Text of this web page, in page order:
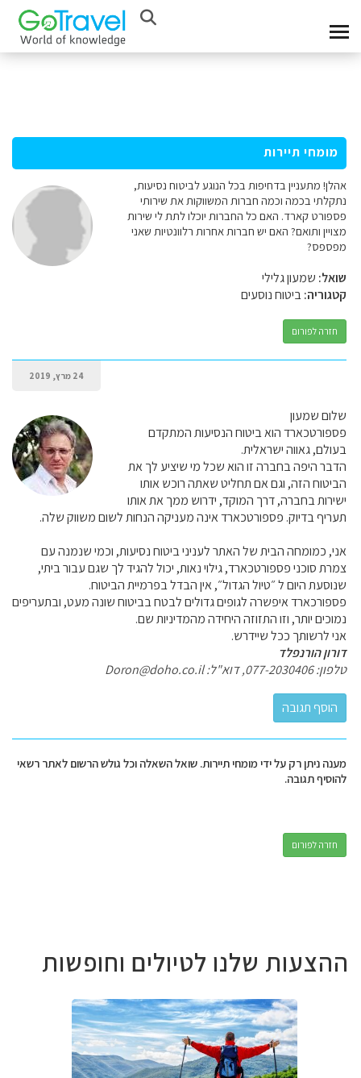
מומחי תיירות
אהלן! מתעניין בדחיפות בכל הנוגע לביטוח נסיעות,
נתקלתי בכמה וכמה חברות המשווקות את שירותי
פספורט קארד. האם כל החברות יוכלו לתת לי שירות
מצויין ותואם? האם יש חברות אחרות רלוונטיות שאני
מפספס?
שואל: שמעון גלילי
קטגוריה:ביטוח נוסעים
חזרה לפורום
24 מרץ, 2019
שלום שמעון
פספורטכארד הוא ביטוח הנסיעות המתקדם
בעולם, גאווה ישראלית.
הדבר היפה בחברה זו הוא שכל מי שיציע לך את
הביטוח הזה, וגם אם תחליט שאתה רוכש אותו
ישירות בחברה, דרך המוקד, ידרוש ממך את אותו
תעריף בדיוק. פספורטכארד אינה מעניקה הנחות לשום משווק שלה.
אני, כמומחה הבית של האתר לעניני ביטוח נסיעות, וכמי שנמנה עם
צמרת סוכני פספורטכארד, גילוי נאות, יכול להגיד לך שגם עבור ביתי,
שנוסעת היום ל ״טיול הגדול״, אין הבדל בפרמיית הביטוח.
פספורכארד איפשרה לגופים גדולים לבטח בביטוח שונה מעט, ובתעריפים
נמוכים יותר, וזו התזוזה היחידה מהמדיניות שם.
אני לרשותך ככל שיידרש.
דורון הורנפלד
טלפון: 077-2030406, דוא"ל: Doron@doho.co.il
מענה ניתן רק על ידי מומחי תיירות. שואל השאלה וכל גולש הרשום לאתר רשאי
להוסיף תגובה.
חזרה לפורום
ההצעות שלנו לטיולים וחופשות